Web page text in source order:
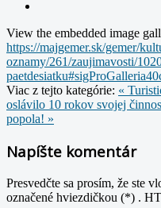
View the embedded image
https://majgemer.sk/gemer/
oznamy/261/zaujimavosti/
Viac z tejto kategórie: «
oslávilo 10 rokov svojej
popola! »
Napíšte komentár
Presvedčte sa prosím, že ste
označené hviezdičkou (*) .